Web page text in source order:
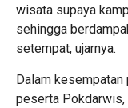
wisata supaya
sehingga
setempat, ujarnya.
Dalam
peserta Pokdarwis,